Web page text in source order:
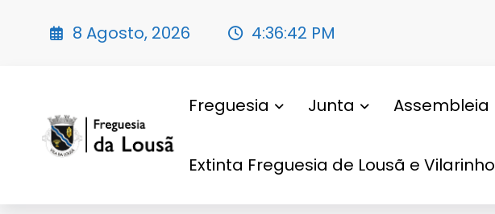
8 Agosto, 2026 4:36:44 PM
Freguesia Junta Assembleia
Extinta Freguesia de Lousã e Vilarinho